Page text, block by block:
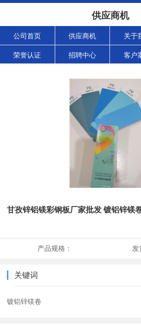
供应商机
公司首页 供应商机 关于
荣誉认证 招聘中心 客户
甘孜锌铝镁彩钢板厂家批发 镀铝锌镁
产品规格： 发
关键词
镀铝锌镁卷